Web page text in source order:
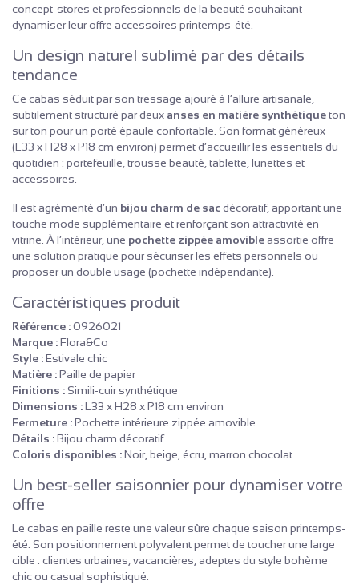
concept-stores et professionnels de la beauté souhaitant
dynamiser leur offre accessoires printemps-été.
Un design naturel sublimé par des détails
tendance
Ce cabas séduit par son tressage ajouré à l’allure artisanale,
subtilement structuré par deux anses en matière synthétiqueton
sur ton pour un porté épaule confortable. Son format généreux
(L33 x H28 x P18 cm environ) permet d’accueillir les essentiels du
quotidien : portefeuille, trousse beauté, tablette, lunettes et
accessoires.
Il est agrémenté d’un bijou charm de sacdécoratif, apportant une
touche mode supplémentaire et renforçant son attractivité en
vitrine. À l’intérieur, une pochette zippée amovible assortie offre
une solution pratique pour sécuriser les effets personnels ou
proposer un double usage (pochette indépendante).
Caractéristiques produit
Référence :0926021
Marque :Flora&Co
Style :Estivale chic
Matière :Paille de papier
Finitions :Simili-cuir synthétique
Dimensions :L33 x H28 x P18 cm environ
Fermeture :Pochette intérieure zippée amovible
Détails :Bijou charm décoratif
Coloris disponibles :Noir, beige, écru, marron chocolat
Un best-seller saisonnier pour dynamiser votre
offre
Le cabas en paille reste une valeur sûre chaque saison printemps-
été. Son positionnement polyvalent permet de toucher une large
cible : clientes urbaines, vacancières, adeptes du style bohème
chic ou casual sophistiqué.